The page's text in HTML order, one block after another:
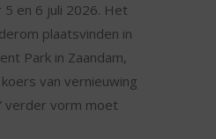
en 6 juli 2026. Het
plaatsvinden in
Park in Zaandam,
van vernieuwing
verder vorm moet